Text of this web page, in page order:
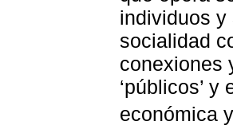
individuos y
socialidad
conexiones
‘públicos’
económica